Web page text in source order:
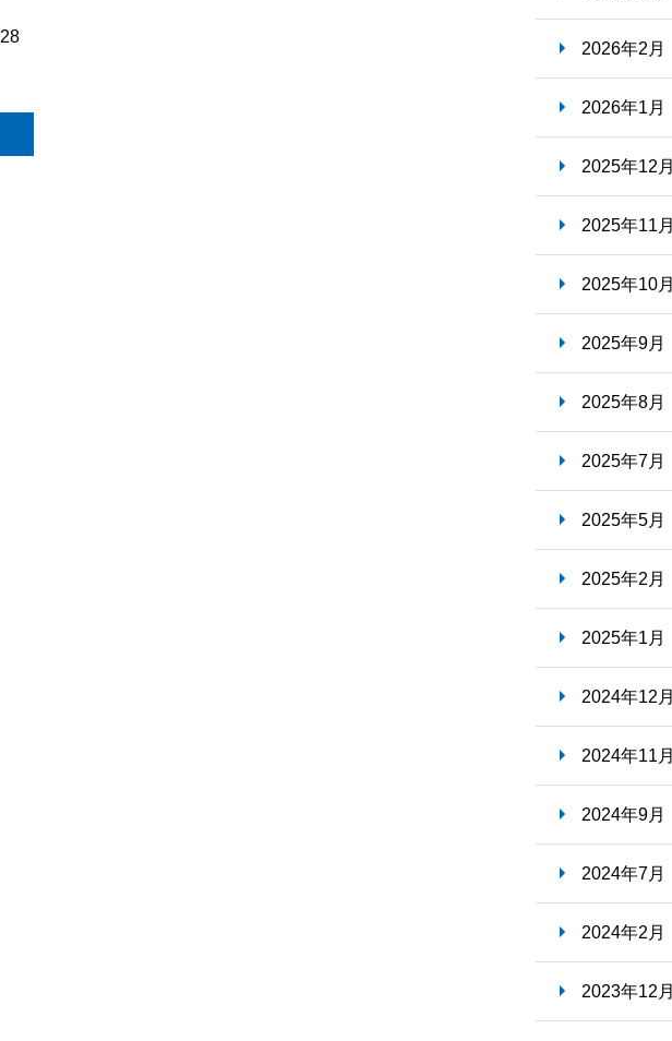
28
2026年2月
2026年1月
2025年12月
2025年11月
2025年10月
2025年9月
2025年8月
2025年7月
2025年5月
2025年2月
2025年1月
2024年12月
2024年11月
2024年9月
2024年7月
2024年2月
2023年12月